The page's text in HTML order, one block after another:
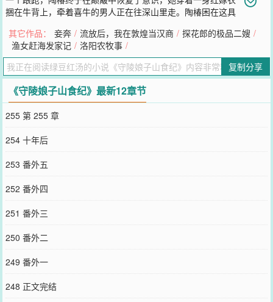
捆在牛背上，牵着喜牛的男人正在往深山里走。陶椿困在这具
主家跟着当厨妇的姨母生活。及笄后，生活在深山的爹娘为她寻了个
同为陵户的男人。“她”不愿意再回深山老林，越临近婚期越是抗拒，
末了竟吞药而亡。陶椿摁下复杂的心绪，她伏在牛背上咳一声，牵着
喜牛的男人停下步子。邬常安解开绳索，看她眉目清明，他面无表情
地劝说：“你我同为陵户，生来就是守陵人，死也要死在深山里，不要
再做蠢事。”陶椿粗略地打量他一番，这人在山里估计跟人打交道少，
装相都不擅长，厌蠢的心思都写在脸上了。陵户在深山里过着与世隔
绝的生活，有俸禄，有祭田，还不用交税，每日除了种地就是在山里
转转，防火防贼再做做洒扫种种树，这是什么神仙日子。“是我迷了
眼，一时想不开做了傻事，我跟你回去好好过日子。”陶椿立马表态，
“我们赶紧进山吧。”她迫不及待要走进这生机盎然的大山，这将是她
的菜园子、果园、狩猎场。邬常安咽下未尽的话，他看着满眼冒精光
的人，心里不免惴惴，这跟之前要死不活的人完全不沾边啊。男人白
了脸，他生平最怕鬼了。～～～～～～～～下一本开《妾奔》，求收
藏丹穗是一个富商的小妾，干的是小妾的勾当，担的却是丫鬟的名
头。眼瞅着富商病歪歪的没两年活头，富商一死，她不是被纨绔少爷
玩弄，就是被遣散发卖。以她的样貌，没了庇护，总归会踏上一条风
尘路，沦为一个被折磨的玩物。故而，趁着富商还能喘气，她像个没
头的苍蝇，四处钻营寻找新的靠山。这日，府上新来了个护卫，听说
是一个行走江湖的刀客。武艺高强=能带她私奔.赚的银子不少=能给她
买户籍.居无定所=不怕闲言碎语.就他了，丹穗开始琢磨怎么拿下他。
**黑三是个四海为家的刀客，亲故皆断，为人冷情，过的也随性，一
其它作品： 妾奔 / 流放后，我在敦煌当汉商 / 探花郎的极品二嫂 /
渔女赶海发家记 / 洛阳农牧事 /
复制分享
《守陵娘子山食纪》最新12章节
255 第 255 章
254 十年后
253 番外五
252 番外四
251 番外三
250 番外二
249 番外一
248 正文完结